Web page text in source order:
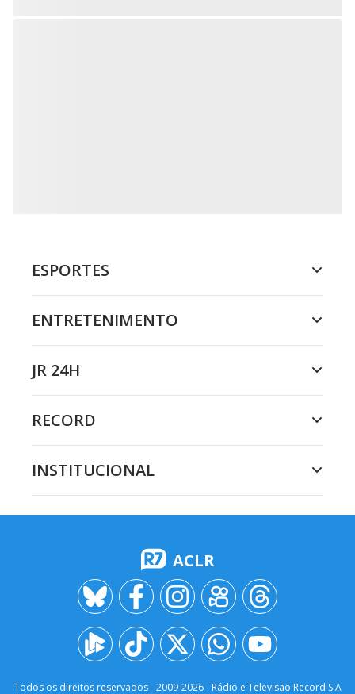
ESPORTES
ENTRETENIMENTO
JR 24H
RECORD
INSTITUCIONAL
ACLR
Todos os direitos reservados - 2009-2026- Rádio e Televisão Record S.A